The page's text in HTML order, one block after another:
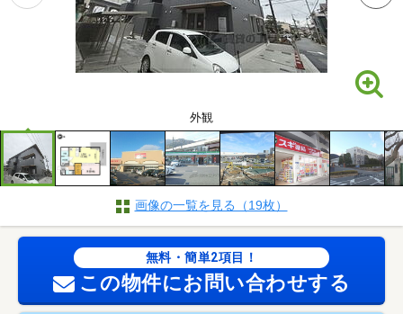
外観
画像の一覧を見る（19枚）
無料・簡単2項目！
この物件にお問い合わせする